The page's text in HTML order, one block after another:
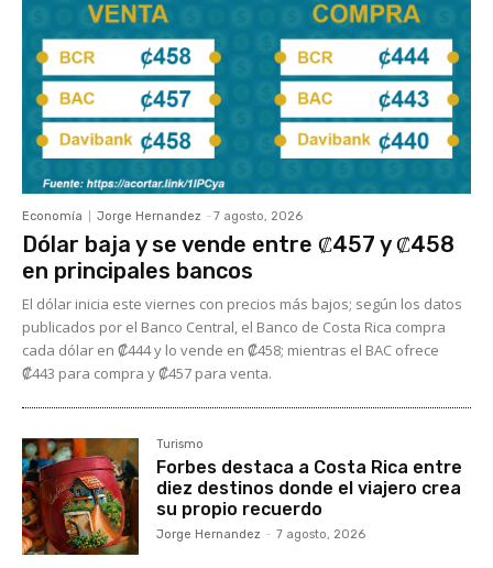
Economía Jorge Hernandez - 7 agosto, 2026
Dólar baja y se vende entre ₡457 y ₡458
en principales bancos
El dólar inicia este viernes con precios más bajos; según los datos
publicados por el Banco Central, el Banco de Costa Rica compra
cada dólar en ₡444 y lo vende en ₡458; mientras el BAC ofrece
₡443 para compra y ₡457 para venta.
Turismo
Forbes destaca a Costa Rica entre
diez destinos donde el viajero crea
su propio recuerdo
Jorge Hernandez - 7 agosto, 2026